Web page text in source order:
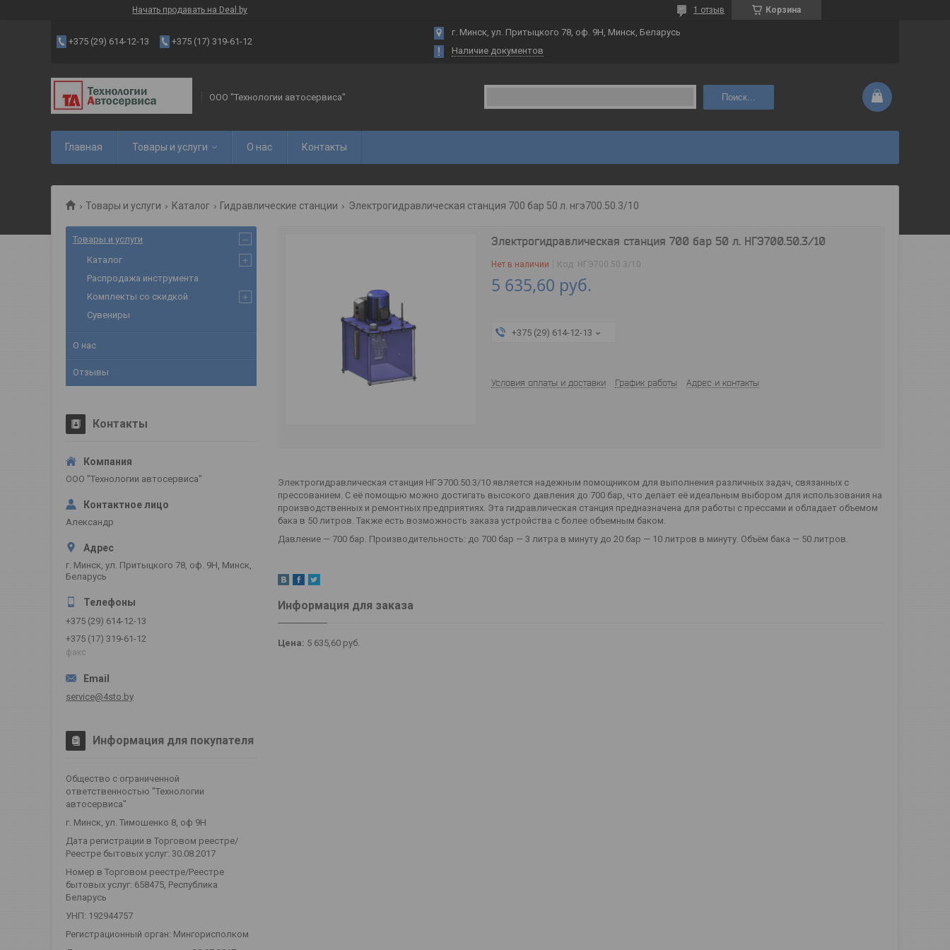
Начать продавать на Deal.by Корзина
1 отзыв
+375 (29) 614-12-13 +375 (17) 319-61-12
г. Минск, ул. Притыцкого 78, оф. 9Н, Минск, Беларусь
Наличие документов
ООО "Технологии автосервиса" Поиск...
Главная Товары и услуги О нас Контакты
Товары и услуги Каталог Гидравлические станции Электрогидравлическая станция 700 бар 50 л. нгэ700.50.3/10
Электрогидравлическая станция 700 бар 50 л. НГЭ700.50.3/10
Нет в наличии Код: НГЭ700.50.3/10
5 635,60 руб.
+375 (29) 614-12-13
Условия оплаты и доставки График работы Адрес и контакты
Электрогидравлическая станция НГЭ700.50.3/10 является надежным помощником для выполнения различных задач, связанных с
прессованием. С её помощью можно достигать высокого давления до 700 бар, что делает её идеальным выбором для использования на
производственных и ремонтных предприятиях. Эта гидравлическая станция предназначена для работы с прессами и обладает объемом
бака в 50 литров. Также есть возможность заказа устройства с более объемным баком.
Давление — 700 бар. Производительность: до 700 бар — 3 литра в минуту до 20 бар — 10 литров в минуту. Объём бака — 50 литров.
Информация для заказа
Цена: 5 635,60 руб.
Товары и услуги
Каталог
Распродажа инструмента
Комплекты со скидкой
Сувениры
О нас
Отзывы
Контакты
ООО "Технологии автосервиса"
Александр
г. Минск, ул. Притыцкого 78, оф. 9Н, Минск,
Беларусь
+375 (29) 614-12-13
+375 (17) 319-61-12
факс
service@4sto.by
Информация для покупателя
Общество с ограниченной
ответственностью "Технологии
автосервиса"
г. Минск, ул. Тимошенко 8, оф 9Н
Дата регистрации в Торговом реестре/
Реестре бытовых услуг: 30.08.2017
Номер в Торговом реестре/Реестре
бытовых услуг: 658475, Республика
Беларусь
УНП: 192944757
Регистрационный орган: Мингорисполком